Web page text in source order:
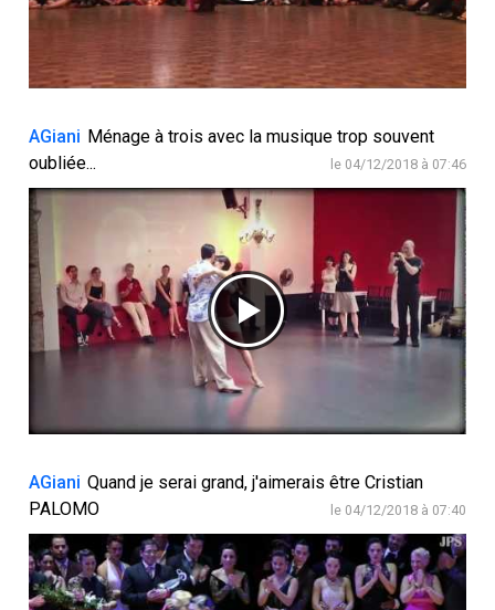
AGiani Ménage à trois avec la musique trop souvent
oubliée...
le 04/12/2018 à 07:46
AGiani Quand je serai grand, j'aimerais être Cristian
PALOMO
le 04/12/2018 à 07:40